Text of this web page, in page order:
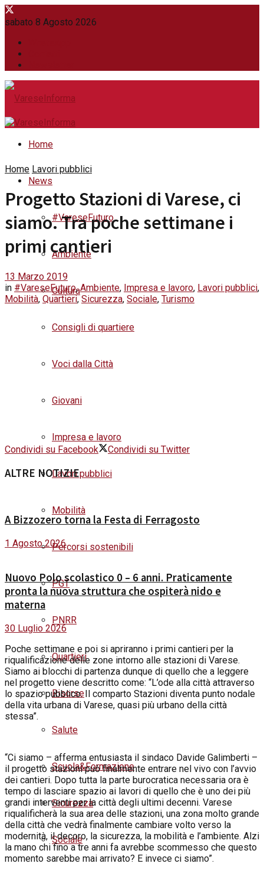
sabato 8 Agosto 2026
Home
News
#VareseFuturo
Ambiente
Cultura
Consigli di quartiere
Voci dalla Città
Giovani
Impresa e lavoro
Lavori pubblici
Mobilità
Percorsi sostenibili
PGT
PNRR
Quartieri
Risorse
Salute
Scuola&Formazione
Sicurezza
Sociale
Home Lavori pubblici
Progetto Stazioni di Varese, ci
siamo. Tra poche settimane i
primi cantieri
13 Marzo 2019
in #VareseFuturo,Ambiente, Impresa e lavoro, Lavori pubblici,
Mobilità, Quartieri,Sicurezza, Sociale, Turismo
Condividi su Facebook Condividi su Twitter
ALTRE NOTIZIE
A Bizzozero torna la Festa di Ferragosto
1 Agosto 2026
Nuovo Polo scolastico 0 – 6 anni. Praticamente
pronta la nuova struttura che ospiterà nido e
materna
30 Luglio 2026
Poche settimane e poi si apriranno i primi cantieri per la
riqualificazione delle zone intorno alle stazioni di Varese.
Siamo ai blocchi di partenza dunque di quello che a leggere
nel progetto viene descritto come: “L’ode alla città attraverso
lo spazio pubblico. Il comparto Stazioni diventa punto nodale
della vita urbana di Varese, quasi più urbano della città
stessa”.
“Ci siamo – afferma entusiasta il sindaco Davide Galimberti –
il progetto stazioni può finalmente entrare nel vivo con l’avvio
dei cantieri. Dopo tutta la parte burocratica necessaria ora è
tempo di lasciare spazio ai lavori di quello che è uno dei più
grandi interventi per la città degli ultimi decenni. Varese
riqualificherà la sua area delle stazioni, una zona molto grande
della città che vedrà finalmente cambiare volto verso la
modernità, il decoro, la sicurezza, la mobilità e l’ambiente. Alzi
la mano chi fino a tre anni fa avrebbe scommesso che questo
momento sarebbe mai arrivato? E invece ci siamo”.